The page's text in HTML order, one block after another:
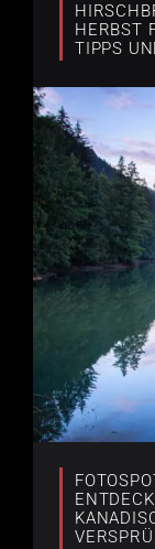
HERBST
TIPPS